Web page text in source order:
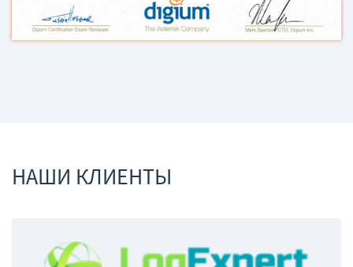
НАШИ КЛИЕНТЫ